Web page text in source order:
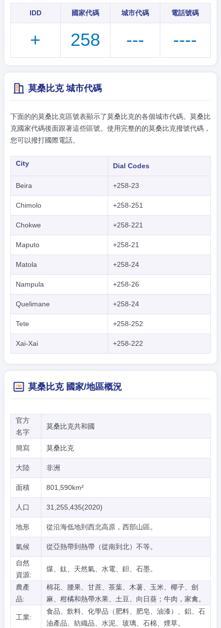
IDD 國家代碼 城市代碼 電話號碼
+ 258 --- ----
莫桑比克 城市代碼
下面的的莫桑比克區號表顯示了莫桑比克的各個城市代碼。莫桑比
克國家代碼後面跟著這些區號。使用完整的的莫桑比克撥號代碼，
您可以撥打國際電話。
City Dial Codes
Beira +258-23
Chimolo +258-251
Chokwe +258-221
Maputo +258-21
Matola +258-24
Nampula +258-26
Quelimane +258-24
Tete +258-252
Xai-Xai +258-222
莫桑比克 國家/地區概況
官方
名字
莫桑比克共和國
簡寫 莫桑比克
大陸 非洲
面積 801,590km²
人口 31,255,435(2020)
地形 從沿海低地到西北高原，西部山區。
氣候 從亞熱帶到熱帶（從南到北）不等。
自然
資源:
煤、鈦、天然氣、水電、鉭、石墨。
農產
品:
棉花、腰果、甘蔗、茶葉、木薯、玉米、椰子、劍
麻、柑橘和熱帶水果、土豆、向日葵；牛肉，家禽。
工業:
食品、飲料、化學品（肥料、肥皂、油漆）、鋁、石
油產品、紡織品、水泥、玻璃、石棉、煙草。